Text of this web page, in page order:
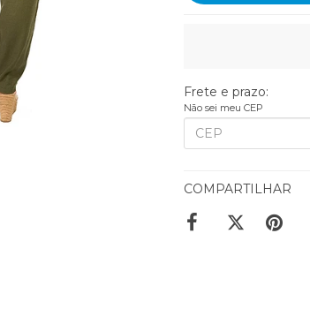
Frete e prazo:
Não sei meu CEP
COMPARTILHAR